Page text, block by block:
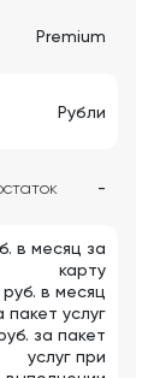
Premium
Рубли
-
в месяц за
карту
руб. в месяц
пакет услуг
за пакет
услуг при